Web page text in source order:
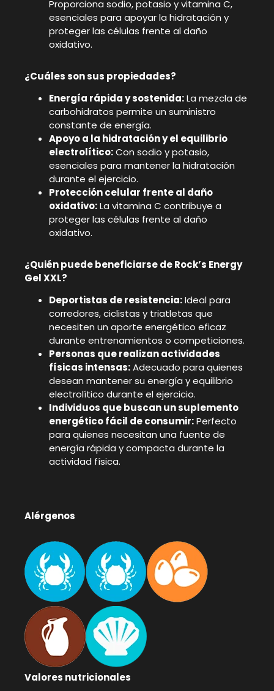
Proporciona sodio, potasio y vitamina C,
esenciales para apoyar la hidratación y
proteger las células frente al daño
oxidativo.
¿Cuáles son sus propiedades?
Energía rápida y sostenida:La mezcla de
carbohidratos permite un suministro
constante de energía.
Apoyo a la hidratación y el equilibrio
electrolítico:Con sodio y potasio,
esenciales para mantener la hidratación
durante el ejercicio.
Protección celular frente al daño
oxidativo:La vitamina C contribuye a
proteger las células frente al daño
oxidativo.
¿Quién puede beneficiarse de Rock’s Energy
Gel XXL?
Deportistas de resistencia:Ideal para
corredores, ciclistas y triatletas que
necesiten un aporte energético eficaz
durante entrenamientos o competiciones.
Personas que realizan actividades
físicas intensas:Adecuado para quienes
desean mantener su energía y equilibrio
electrolítico durante el ejercicio.
Individuos que buscan un suplemento
energético fácil de consumir:Perfecto
para quienes necesitan una fuente de
energía rápida y compacta durante la
actividad física.
Alérgenos
Valores nutricionales